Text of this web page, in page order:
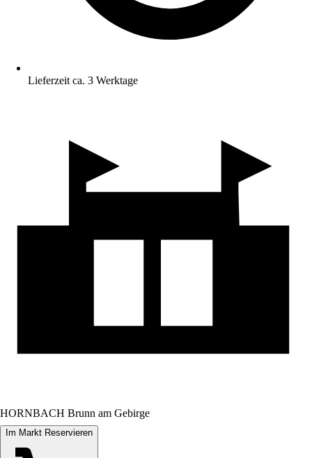
Lieferzeit ca. 3 Werktage
HORNBACH Brunn am Gebirge
Im Markt Reservieren